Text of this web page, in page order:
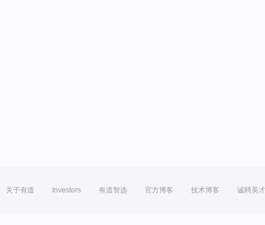
关于有道 Investors 有道智选 官方博客 技术博客 诚聘英才